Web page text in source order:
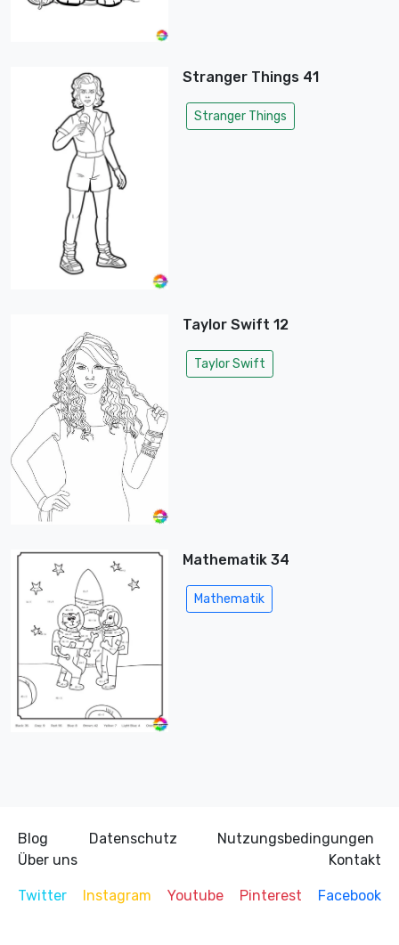
Stranger Things 41
Stranger Things
Taylor Swift 12
Taylor Swift
Mathematik 34
Mathematik
Blog Datenschutz
Nutzungsbedingungen
Über uns
Kontakt
Twitter Instagram Youtube Pinterest Facebook